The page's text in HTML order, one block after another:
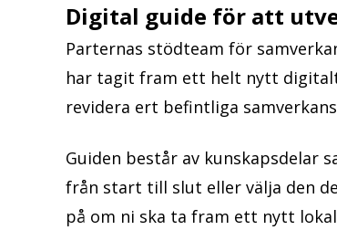
Digital guide för att
Parternas stödteam för
har tagit fram ett helt nytt
revidera ert befintliga
Guiden består av kunskapsdelar
från start till slut eller välja den
på om ni ska ta fram ett nytt